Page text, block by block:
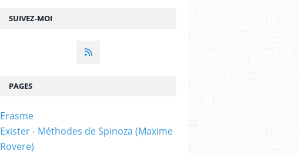
SUIVEZ-MOI
PAGES
Erasme
Exister - Méthodes de Spinoza (Maxime
Rovere)